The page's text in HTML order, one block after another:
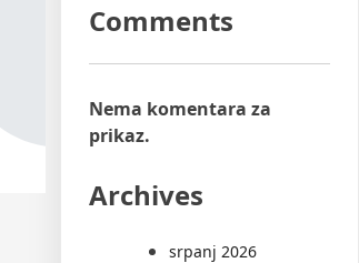
Comments
Nema komentara za
prikaz.
Archives
srpanj 2026